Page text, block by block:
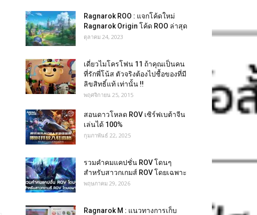
Ragnarok ROO : แจกโค้ดใหม่
Ragnarok Origin โค้ด ROO ล่าสุด
ตุลาคม 24, 2023
เดี่ยวไมโครโฟน 11 ถ้าคุณเป็นคน
ที่รักพี่โน้ส ตัวจริงต้องไปชื้อของที่มี
ลิขสิทธิ์แท้ เท่านั้น !!
พฤศจิกายน 25, 2015
สอนดาวโหลด ROV เซิร์ฟเบต้าจีน
เล่นได้ 100%
กุมภาพันธ์ 22, 2025
รวมคำคมแคปชั่น ROV โดนๆ
สำหรับสาวกเกมส์ ROV โดยเฉพาะ
พฤษภาคม 29, 2026
Ragnarok M : แนวทางการเก็บ